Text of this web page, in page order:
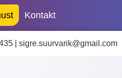
Kontakt
|sigre.suurvarik@gmail.com